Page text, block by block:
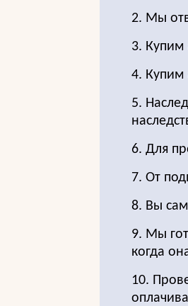
2. Мы
3. Купим
4. Купим
5.
6. Для
7. От
8. Вы
9. Мы
когда
10.